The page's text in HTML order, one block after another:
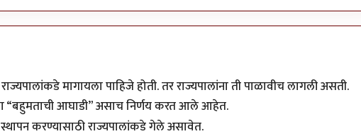
मागायला पाहिजे होती. तर राज्यपालांना ती पाळावीच लागली असती.
“बहुमताची आघाडी” असाच निर्णय करत आले आहेत.
करण्यासाठी राज्यपालांकडे गेले असावेत.